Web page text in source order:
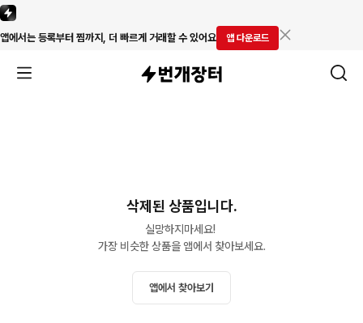
앱에서는 등록부터 찜까지, 더 빠르게 거래할 수 있어요 앱 다운로드
삭제된 상품입니다.
실망하지마세요!
가장 비슷한 상품을 앱에서 찾아보세요.
앱에서 찾아보기